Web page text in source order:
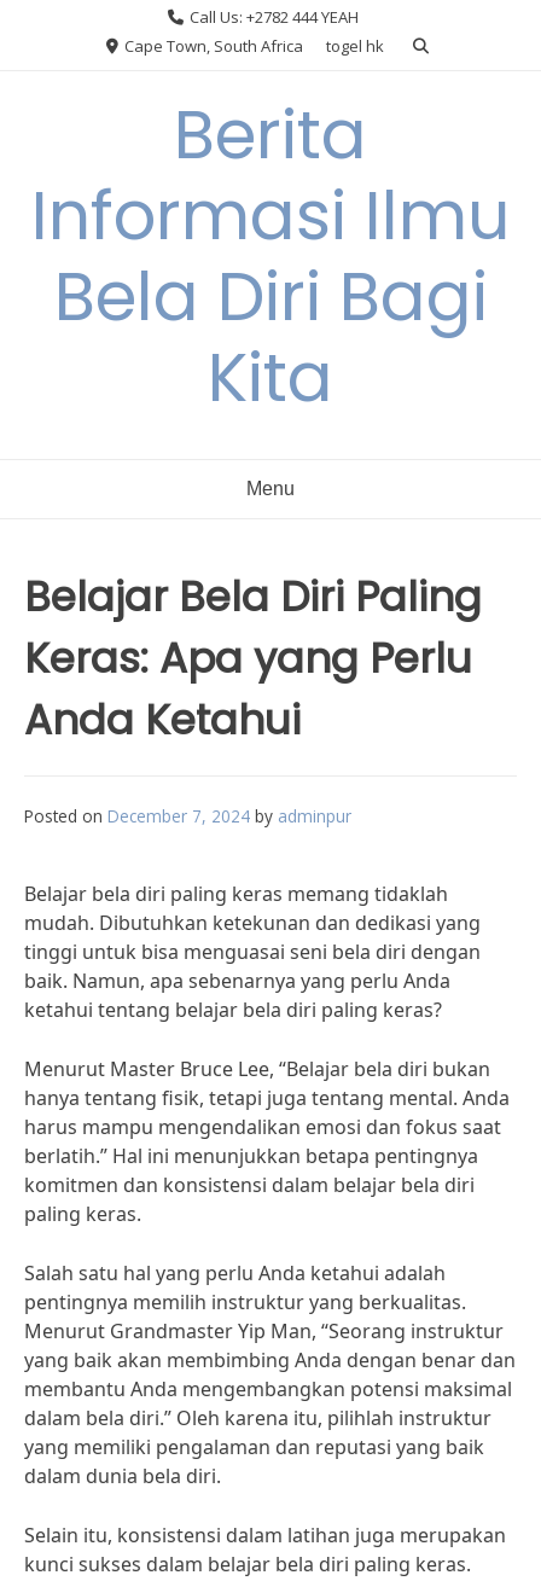
Call Us: +2782 444 YEAH
Cape Town, South Africa
togel hk
Berita
Informasi Ilmu
Bela Diri Bagi
Kita
Menu
Belajar Bela Diri Paling
Keras: Apa yang Perlu
Anda Ketahui
Posted on December 7, 2024 by adminpur
Belajar bela diri paling keras memang tidaklah
mudah. Dibutuhkan ketekunan dan dedikasi yang
tinggi untuk bisa menguasai seni bela diri dengan
baik. Namun, apa sebenarnya yang perlu Anda
ketahui tentang belajar bela diri paling keras?
Menurut Master Bruce Lee, “Belajar bela diri bukan
hanya tentang fisik, tetapi juga tentang mental. Anda
harus mampu mengendalikan emosi dan fokus saat
berlatih.” Hal ini menunjukkan betapa pentingnya
komitmen dan konsistensi dalam belajar bela diri
paling keras.
Salah satu hal yang perlu Anda ketahui adalah
pentingnya memilih instruktur yang berkualitas.
Menurut Grandmaster Yip Man, “Seorang instruktur
yang baik akan membimbing Anda dengan benar dan
membantu Anda mengembangkan potensi maksimal
dalam bela diri.” Oleh karena itu, pilihlah instruktur
yang memiliki pengalaman dan reputasi yang baik
dalam dunia bela diri.
Selain itu, konsistensi dalam latihan juga merupakan
kunci sukses dalam belajar bela diri paling keras.